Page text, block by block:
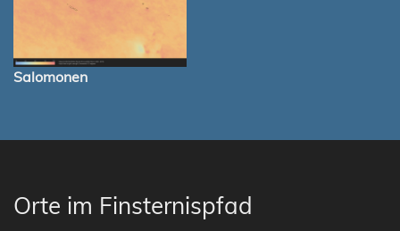
Salomonen
Orte im Finsternispfad